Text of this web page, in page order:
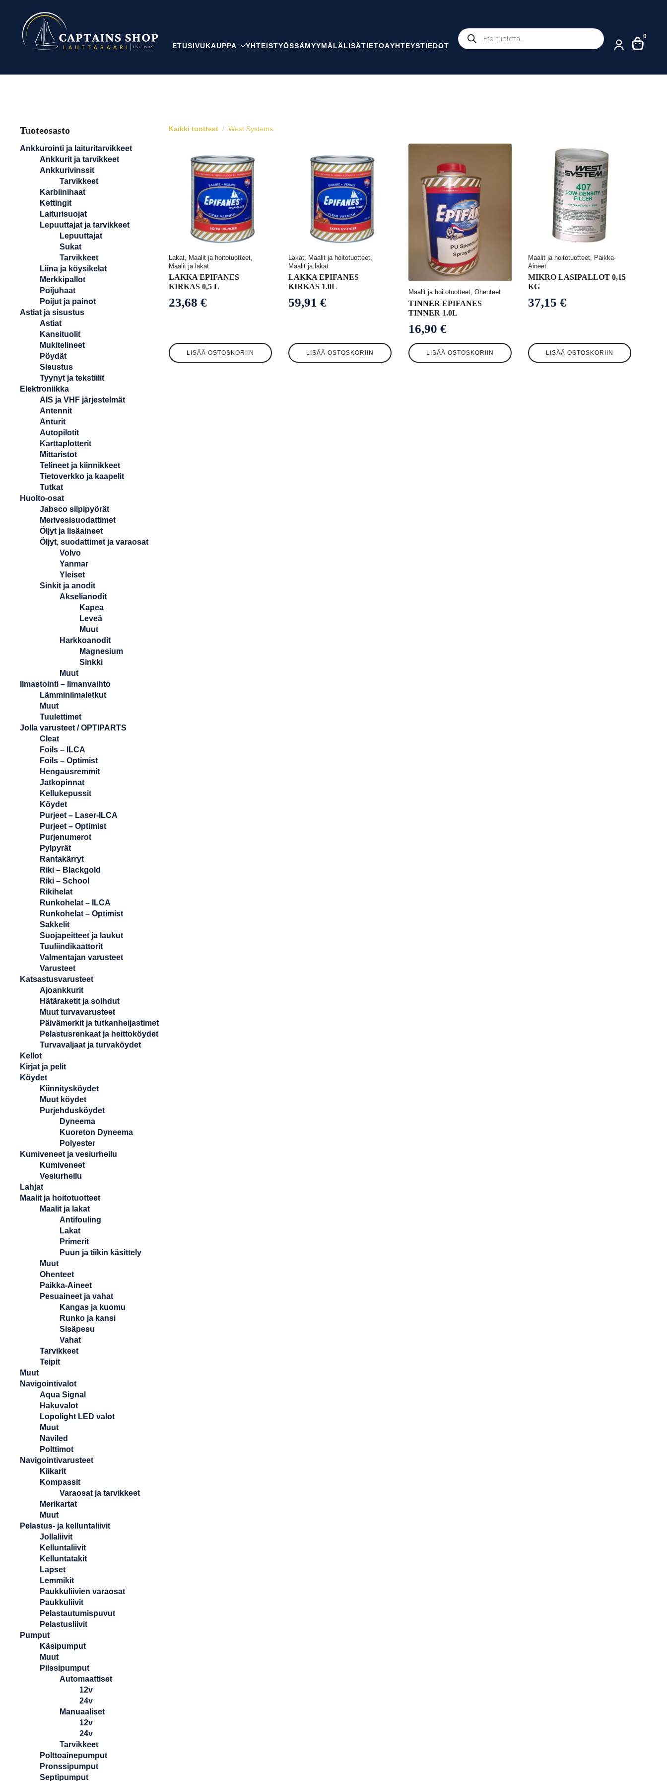
ETUSIVUKAUPPA YHTEISTYÖSSÄMYYMÄLÄLISÄTIETOAYHTEYSTIEDOT
Products
search
0
Tuoteosasto
Ankkurointi ja laituritarvikkeet
Ankkurit ja tarvikkeet
Ankkurivinssit
Tarvikkeet
Karbiinihaat
Kettingit
Laiturisuojat
Lepuuttajat ja tarvikkeet
Lepuuttajat
Sukat
Tarvikkeet
Liina ja köysikelat
Merkkipallot
Poijuhaat
Poijut ja painot
Astiat ja sisustus
Astiat
Kansituolit
Mukitelineet
Pöydät
Sisustus
Tyynyt ja tekstiilit
Elektroniikka
AIS ja VHF järjestelmät
Antennit
Anturit
Autopilotit
Karttaplotterit
Mittaristot
Telineet ja kiinnikkeet
Tietoverkko ja kaapelit
Tutkat
Huolto-osat
Jabsco siipipyörät
Merivesisuodattimet
Öljyt ja lisäaineet
Öljyt, suodattimet ja varaosat
Volvo
Yanmar
Yleiset
Sinkit ja anodit
Akselianodit
Kapea
Leveä
Muut
Harkkoanodit
Magnesium
Sinkki
Muut
Ilmastointi – Ilmanvaihto
Lämminilmaletkut
Muut
Tuulettimet
Jolla varusteet / OPTIPARTS
Cleat
Foils – ILCA
Foils – Optimist
Hengausremmit
Jatkopinnat
Kellukepussit
Köydet
Purjeet – Laser-ILCA
Purjeet – Optimist
Purjenumerot
Pylpyrät
Rantakärryt
Riki – Blackgold
Riki – School
Rikihelat
Runkohelat – ILCA
Runkohelat – Optimist
Sakkelit
Suojapeitteet ja laukut
Tuuliindikaattorit
Valmentajan varusteet
Varusteet
Katsastusvarusteet
Ajoankkurit
Hätäraketit ja soihdut
Muut turvavarusteet
Päivämerkit ja tutkanheijastimet
Pelastusrenkaat ja heittoköydet
Turvavaljaat ja turvaköydet
Kellot
Kirjat ja pelit
Köydet
Kiinnitysköydet
Muut köydet
Purjehdusköydet
Dyneema
Kuoreton Dyneema
Polyester
Kumiveneet ja vesiurheilu
Kumiveneet
Vesiurheilu
Lahjat
Maalit ja hoitotuotteet
Maalit ja lakat
Antifouling
Lakat
Primerit
Puun ja tiikin käsittely
Muut
Ohenteet
Paikka-Aineet
Pesuaineet ja vahat
Kangas ja kuomu
Runko ja kansi
Sisäpesu
Vahat
Tarvikkeet
Teipit
Muut
Navigointivalot
Aqua Signal
Hakuvalot
Lopolight LED valot
Muut
Naviled
Polttimot
Navigointivarusteet
Kiikarit
Kompassit
Varaosat ja tarvikkeet
Merikartat
Muut
Pelastus- ja kelluntaliivit
Jollaliivit
Kelluntaliivit
Kelluntatakit
Lapset
Lemmikit
Paukkuliivien varaosat
Paukkuliivit
Pelastautumispuvut
Pelastusliivit
Pumput
Käsipumput
Muut
Pilssipumput
Automaattiset
12v
24v
Manuaaliset
12v
24v
Tarvikkeet
Polttoainepumput
Pronssipumput
Septipumput
Kaikki tuotteet West Systems
Lakat, Maalit ja hoitotuotteet,
Maalit ja lakat
LAKKA EPIFANES
KIRKAS 0,5 L
23,68 €
LISÄÄ OSTOSKORIIN
Lakat, Maalit ja hoitotuotteet,
Maalit ja lakat
LAKKA EPIFANES
KIRKAS 1.0L
59,91€
LISÄÄ OSTOSKORIIN
Maalit ja hoitotuotteet, Ohenteet
TINNER EPIFANES
TINNER 1.0L
16,90 €
LISÄÄ OSTOSKORIIN
Maalit ja hoitotuotteet, Paikka-
Aineet
MIKRO LASIPALLOT 0,15
KG
37,15€
LISÄÄ OSTOSKORIIN